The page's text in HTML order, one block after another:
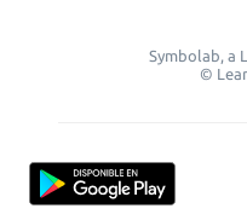
Symbolab, a
©